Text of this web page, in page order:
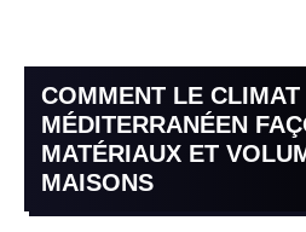
COMMENT LE CLIMAT
MÉDITERRANÉEN
MATÉRIAUX ET
MAISONS